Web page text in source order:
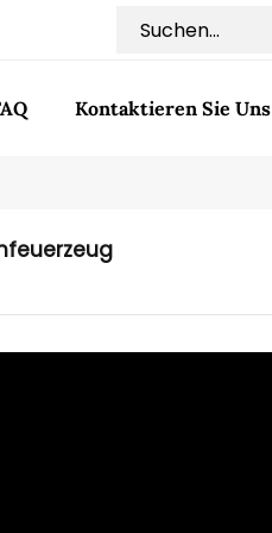
Kontaktieren Sie Uns